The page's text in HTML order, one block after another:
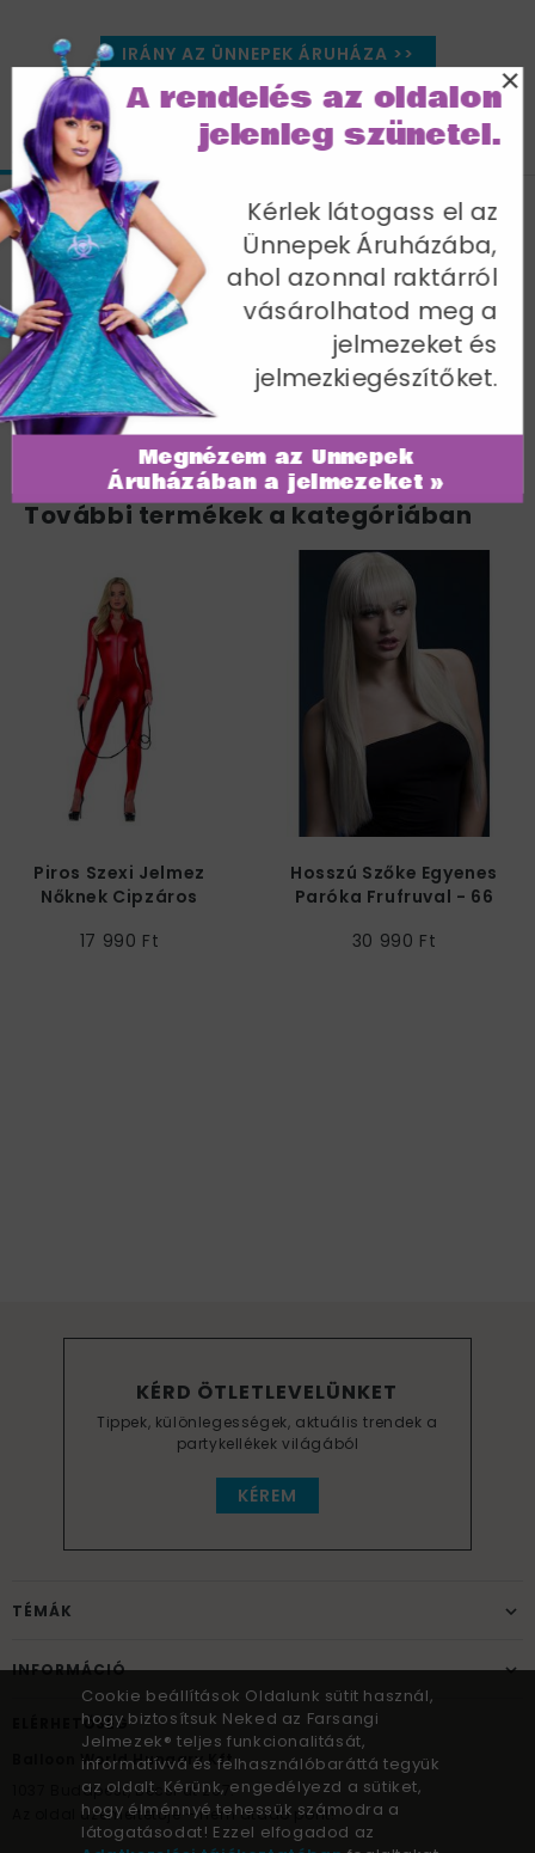
IRÁNY AZ ÜNNEPEK ÁRUHÁZA >>
JELLEMZŐK MÉRETTÁBLÁZAT
Szexi Fekete Domina Jelmez Nőknek
Cipzáros Overállal - M
Mellbőség 94-98 cm / Derékbőség 74-77 cm /
Csípőméret 100-104 cm / Belső lábhossz 83 cm
Cikkszám: 28759M
További termékek a kategóriában
Piros Szexi Jelmez
Nőknek Cipzáros
17 990 Ft
Hosszú Szőke Egyenes
Paróka Frufruval - 66
30 990 Ft
KÉRD ÖTLETLEVELÜNKET
Tippek, különlegességek, aktuális trendek a
partykellékek világából
KÉREM
TÉMÁK
INFORMÁCIÓ
ELÉRHETŐSÉG
Balloon World Hungary Kft.
Budapest, Bécsi út 267.
Az oldal üzemeltetője – nem átadó pont!
Cookie beállítások Oldalunk sütit használ,
hogy biztosítsuk Neked az Farsangi
Jelmezek® teljes funkcionalitását,
informatívvá és felhasználóbaráttá tegyük
az oldalt. Kérünk, engedélyezd a sütiket,
hogy élménnyé tehessük számodra a
látogatásodat! Ezzel elfogadod az
Megnézem az Ünnepek
Áruházában a jelmezeket »
Kérlek látogass el az
Ünnepek Áruházába,
ahol azonnal raktárról
vásárolhatod meg a
jelmezeket és
jelmezkiegészítőket.
A rendelés az oldalon
jelenleg szünetel.
×